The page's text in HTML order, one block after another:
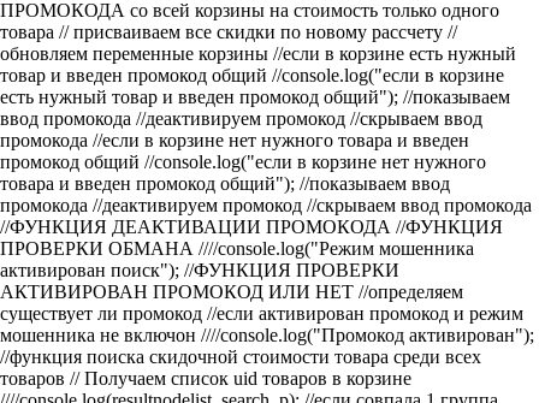
ПРОМОКОДА со всей корзины на стоимость только одного
товара // присваиваем все скидки по новому рассчету //
обновляем переменные корзины //если в корзине есть нужный
товар и введен промокод общий //console.log("если в корзине
есть нужный товар и введен промокод общий"); //показываем
ввод промокода //деактивируем промокод //скрываем ввод
промокода //если в корзине нет нужного товара и введен
промокод общий //console.log("если в корзине нет нужного
товара и введен промокод общий"); //показываем ввод
промокода //деактивируем промокод //скрываем ввод промокода
//ФУНКЦИЯ ДЕАКТИВАЦИИ ПРОМОКОДА //ФУНКЦИЯ
ПРОВЕРКИ ОБМАНА ////console.log("Режим мошенника
активирован поиск"); //ФУНКЦИЯ ПРОВЕРКИ
АКТИВИРОВАН ПРОМОКОД ИЛИ НЕТ //определяем
существует ли промокод //если активирован промокод и режим
мошенника не включон ////console.log("Промокод активирован");
//функция поиска скидочной стоимости товара среди всех
товаров // Получаем список uid товаров в корзине